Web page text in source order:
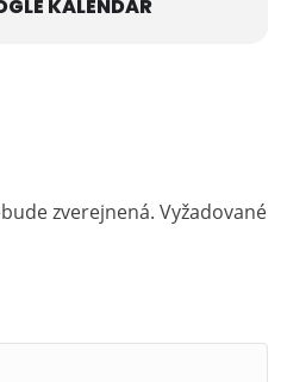
KALENDÁR
zverejnená. Vyžadované